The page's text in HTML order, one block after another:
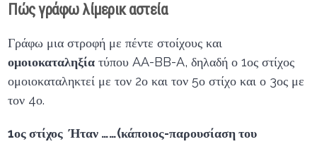
Πώς γράφω λίμερικ αστεία
Γράφω μια στροφή με πέντε στοίχους και
ομοιοκαταληξία τύπου AA-BB-A, δηλαδή ο 1ος στίχος
ομοιοκαταληκτεί με τον 2ο και τον 5ο στίχο και ο 3ος με
τον 4ο.
1ος στίχος Ήταν ……(κάποιος-παρουσίαση του